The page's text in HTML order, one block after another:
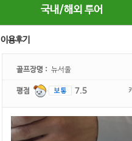
국내/해외 투어
이용후기
골프장명 : 뉴서울
평점 7.5